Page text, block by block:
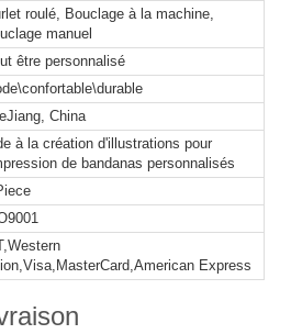
roulé, Bouclage à la machine,
manuel
être personnalisé
China
à la création d'illustrations pour
de bandanas personnalisés
Express